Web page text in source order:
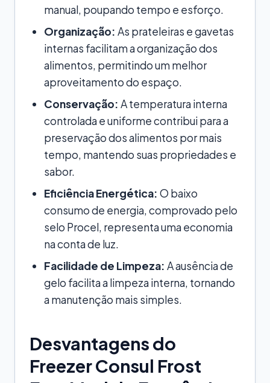
manual, poupando tempo e esforço.
Organização: As prateleiras e gavetas
internas facilitam a organização dos
alimentos, permitindo um melhor
aproveitamento do espaço.
Conservação: A temperatura interna
controlada e uniforme contribui para a
preservação dos alimentos por mais
tempo, mantendo suas propriedades e
sabor.
Eficiência Energética: O baixo
consumo de energia, comprovado pelo
selo Procel, representa uma economia
na conta de luz.
Facilidade de Limpeza: A ausência de
gelo facilita a limpeza interna, tornando
a manutenção mais simples.
Desvantagens do
Freezer Consul Frost